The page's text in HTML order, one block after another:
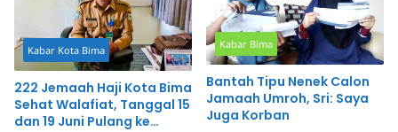
Kabar Kota Bima
222 Jemaah Haji Kota Bima
Sehat Walafiat, Tanggal 15
dan 19 Juni Pulang ke
Kabar Bima
Bantah Tipu Nenek Calon
Jamaah Umroh, Sri: Saya
Juga Korban